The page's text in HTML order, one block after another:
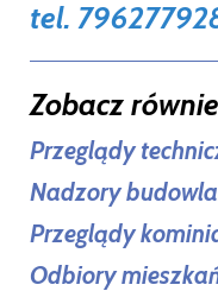
tel.
Zobacz
Przeglądy
Nadzory
Przeglądy
Odbiory